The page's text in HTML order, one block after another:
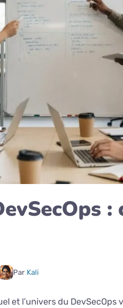
Par Kali
et l’univers du DevSecOps